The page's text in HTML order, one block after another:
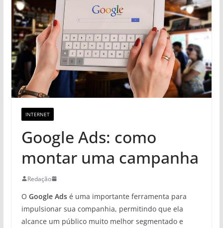
INTERNET
Google Ads: como
montar uma campanha
Redação
O Google Adsé uma importante ferramenta para
impulsionar sua companhia, permitindo que ela
alcance um público muito melhor segmentado e